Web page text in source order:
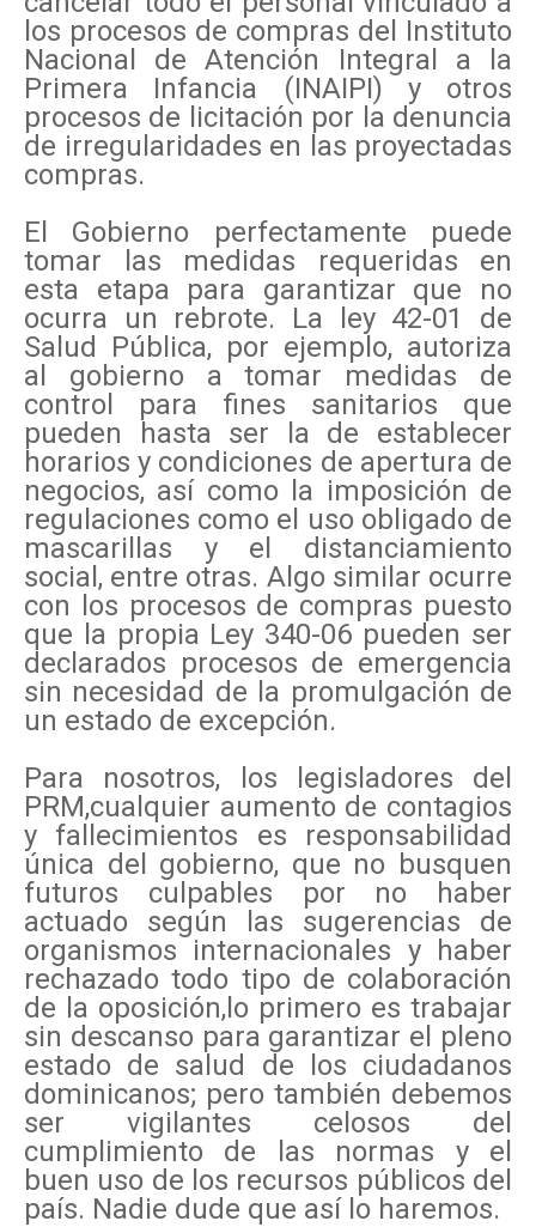
los procesos de compras del Instituto
Nacional de Atención Integral a la
Primera Infancia (INAIPI) y otros
procesos de licitación por la denuncia
de irregularidades en las proyectadas
compras.
El Gobierno perfectamente puede
tomar las medidas requeridas en
esta etapa para garantizar que no
ocurra un rebrote. La ley 42-01 de
Salud Pública, por ejemplo, autoriza
al gobierno a tomar medidas de
control para fines sanitarios que
pueden hasta ser la de establecer
horarios y condiciones de apertura de
negocios, así como la imposición de
regulaciones como el uso obligado de
mascarillas y el distanciamiento
social, entre otras. Algo similar ocurre
con los procesos de compras puesto
que la propia Ley 340-06 pueden ser
declarados procesos de emergencia
sin necesidad de la promulgación de
un estado de excepción.
Para nosotros, los legisladores del
PRM,cualquier aumento de contagios
y fallecimientos es responsabilidad
única del gobierno, que no busquen
futuros culpables por no haber
actuado según las sugerencias de
organismos internacionales y haber
rechazado todo tipo de colaboración
de la oposición,lo primero es trabajar
sin descanso para garantizar el pleno
estado de salud de los ciudadanos
dominicanos; pero también debemos
ser vigilantes celosos del
cumplimiento de las normas y el
buen uso de los recursos públicos del
país. Nadie dude que así lo haremos.